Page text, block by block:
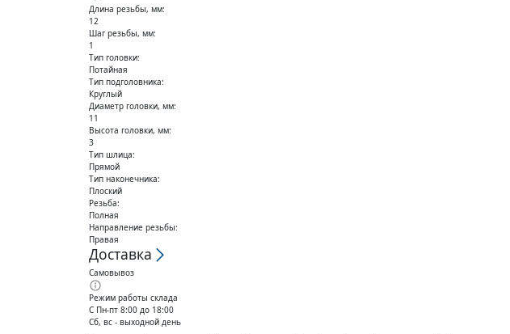
Длина резьбы, мм:
12
Шаг резьбы, мм:
1
Тип головки:
Потайная
Тип подголовника:
Круглый
Диаметр головки, мм:
11
Высота головки, мм:
3
Тип шлица:
Прямой
Тип наконечника:
Плоский
Резьба:
Полная
Направление резьбы:
Правая
Доставка
Самовывоз
Режим работы склада
С Пн-пт 8:00 до 18:00
Сб, вс - выходной день